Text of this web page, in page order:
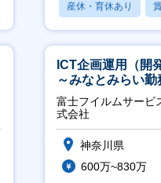
産休・育休あり
ICT企画運用（開
～みなとみらい
2OK／業務改善～
富士フイルムサービ
式会社
神奈川県
600万~830万